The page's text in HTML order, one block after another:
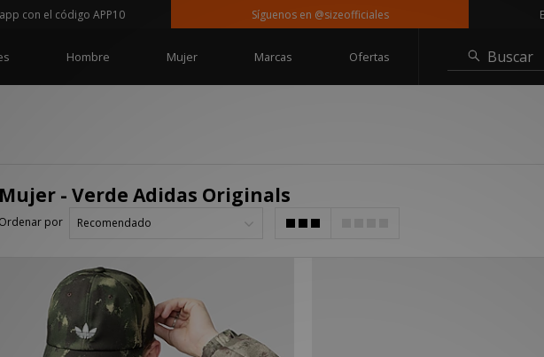
el código APP10 Síguenos en @sizeofficiales
Hombre Mujer Marcas Ofertas Buscar
Mujer - Verde Adidas Originals
Ordenar por